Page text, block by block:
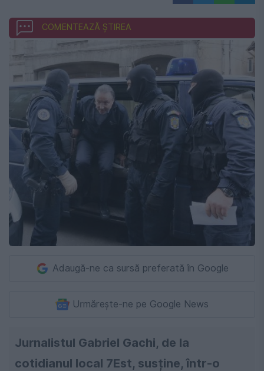
COMENTEAZĂ ȘTIREA
Adaugă-ne ca sursă preferată în Google
Urmărește-ne pe Google News
Jurnalistul Gabriel Gachi, de la
cotidianul local 7Est, susține, într-o